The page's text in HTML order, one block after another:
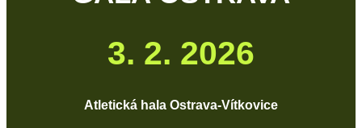
3. 2. 2026
Atletická hala Ostrava-Vítkovice